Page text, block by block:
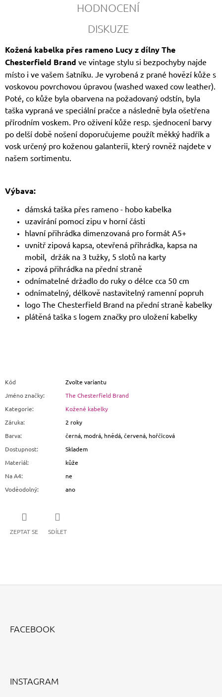
HODNOCENÍ
DISKUZE
Kožená kabelka přes rameno Lucy z dílny The
Chesterfield Brand ve vintage stylu si bezpochyby najde
místo i ve vašem šatníku. Je vyrobená z prané hovězí kůže s
voskovou povrchovou úpravou (washed waxed cow leather).
Poté, co kůže byla obarvena na požadovaný odstín, byla
taška vypraná ve speciální pračce a následně byla ošetřena
přírodním voskem. Pro oživení kůže resp. sjednocení barvy
po delší době nošení doporučujeme použít měkký hadřík a
vosk určený pro koženou galanterii, který rovněž najdete v
našem sortimentu.
Výbava:
dámská taška přes rameno - hobo kabelka
uzavírání pomocí zipu v horní části
hlavní přihrádka dimenzovaná pro formát A5+
uvnitř zipová kapsa, otevřená přihrádka, kapsa na
mobil, držák na 3 tužky, 5 slotů na karty
zipová přihrádka na přední straně
odnímatelné držadlo do ruky o délce cca 50 cm
odnímatelný, délkově nastavitelný ramenní popruh
logo The Chesterfield Brand na přední straně kabelky
plátěná taška s logem značky pro uložení kabelky
Kód
Zvolte variantu
Jméno značky:
The Chesterfield Brand
Kategorie:
Kožené kabelky
Záruka:
2 roky
Barva:
černá, modrá, hnědá, červená, hořčicová
Dostupnost:
Skladem
Materiál:
kůže
Na A4:
ne
Voděodolný: ano
ZEPTAT SE SDÍLET
FACEBOOK
INSTAGRAM